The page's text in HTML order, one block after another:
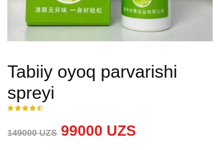
Tabiiy oyoq parvarishi
spreyi
149000 UZS 99000 UZS